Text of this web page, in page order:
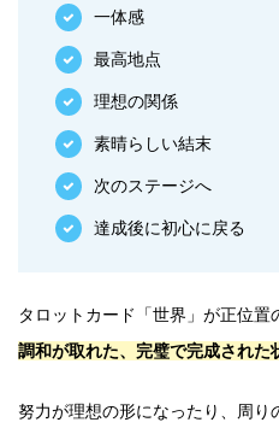
一体感
最高地点
理想の関係
素晴らしい結末
次のステージへ
達成後に初心に戻る
タロットカード「世界」が正位置
調和が取れた、完璧で完成された
努力が理想の形になったり、周り